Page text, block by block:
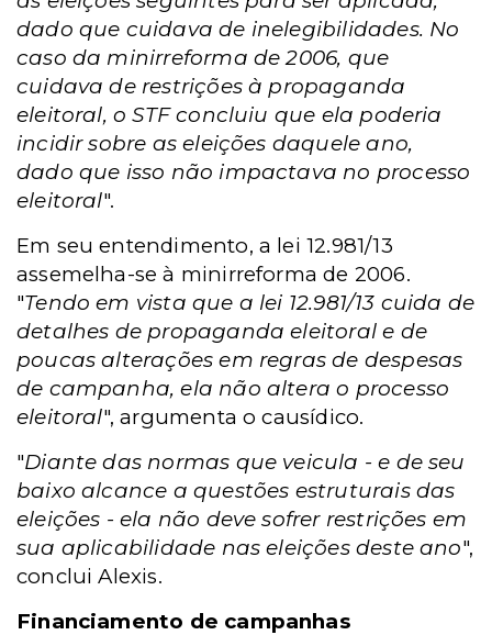
dado que cuidava de inelegibilidades. No
caso da minirreforma de 2006, que
cuidava de restrições à propaganda
eleitoral, o STF concluiu que ela poderia
incidir sobre as eleições daquele ano,
dado que isso não impactava no processo
eleitoral".
Em seu entendimento, a lei 12.981/13
assemelha-se à minirreforma de 2006.
"Tendo em vista que a lei 12.981/13 cuida de
detalhes de propaganda eleitoral e de
poucas alterações em regras de despesas
de campanha, ela não altera o processo
eleitoral", argumenta o causídico.
"Diante das normas que veicula - e de seu
baixo alcance a questões estruturais das
eleições - ela não deve sofrer restrições em
sua aplicabilidade nas eleições deste ano",
conclui Alexis.
Financiamento de campanhas